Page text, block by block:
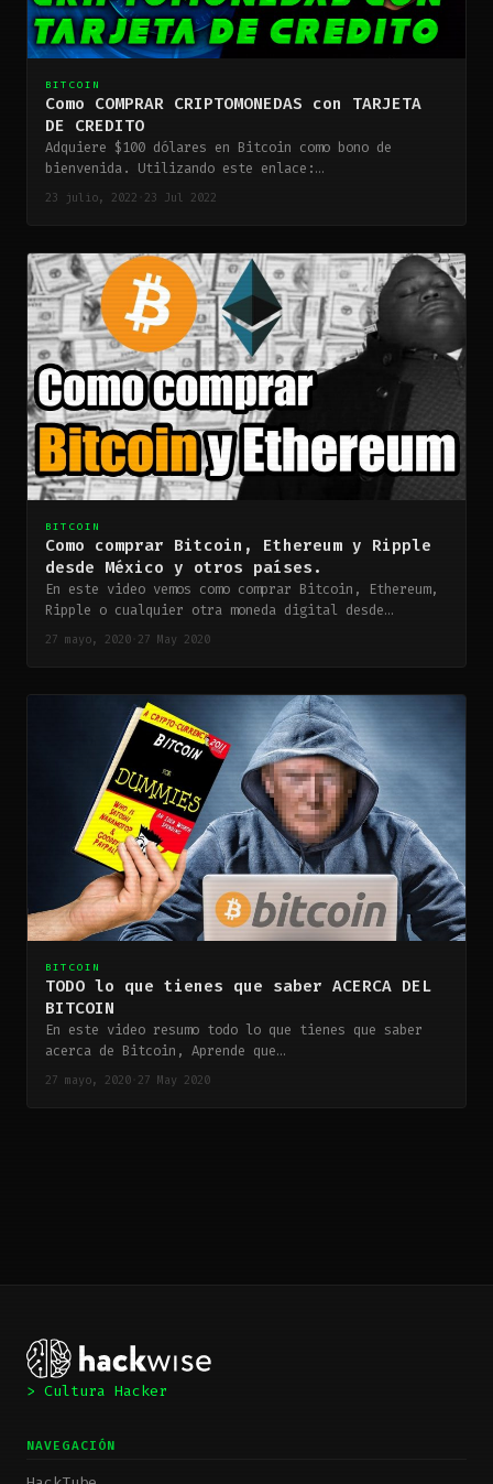
BITCOIN
Como COMPRAR CRIPTOMONEDAS con TARJETA
DE CREDITO
Adquiere $100 dólares en Bitcoin como bono de
bienvenida. Utilizando este enlace:
https://bit.ly/3RO2Qaw Las criptomonedas…
23 julio, 2022 23 Jul 2022
BITCOIN
Como comprar Bitcoin, Ethereum y Ripple
desde México y otros países.
En este video vemos como comprar Bitcoin, Ethereum,
Ripple o cualquier otra moneda digital desde…
27 mayo, 2020 27 May 2020
BITCOIN
TODO lo que tienes que saber ACERCA DEL
BITCOIN
En este video resumo todo lo que tienes que saber
acerca de Bitcoin, Aprende que…
27 mayo, 2020 27 May 2020
> Cultura Hacker
NAVEGACIÓN